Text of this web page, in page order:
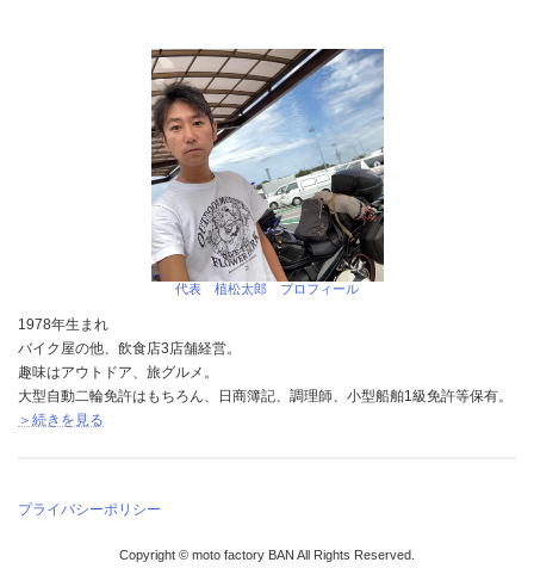
代表 植松太郎 プロフィール
1978年生まれ
バイク屋の他、飲食店3店舗経営。
趣味はアウトドア、旅グルメ。
大型自動二輪免許はもちろん、日商簿記、調理師、小型船舶1級免許等保有。
＞続きを見る
プライバシーポリシー
Copyright © moto factory BAN All Rights Reserved.